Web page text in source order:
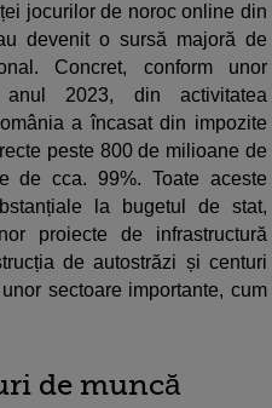
jocurilor de noroc online din
devenit o sursă majoră de
Concret, conform unor
2023, din activitatea
a încasat din impozite
peste 800 de milioane de
de cca. 99%. Toate aceste
la bugetul de stat,
proiecte de infrastructură
de autostrăzi și centuri
sectoare importante, cum
de muncă